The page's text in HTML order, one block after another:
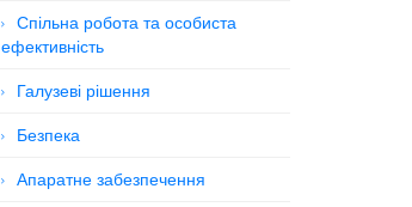
Спільна робота та особиста
ефективність
Галузеві рішення
Безпека
Апаратне забезпечення